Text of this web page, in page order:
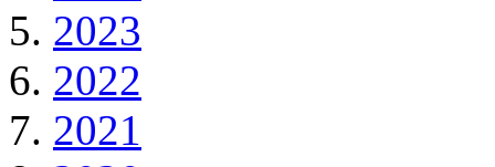
2023
2022
2021